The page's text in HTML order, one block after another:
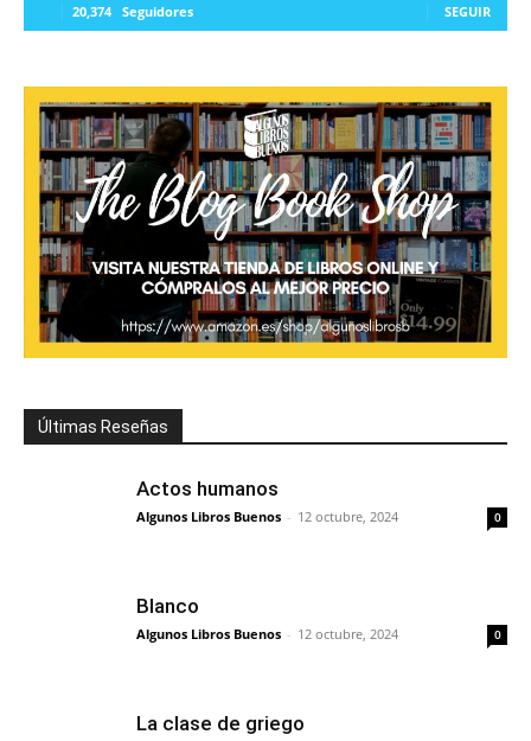
20,374 Seguidores SEGUIR
Últimas Reseñas
Actos humanos
Algunos Libros Buenos - 12 octubre, 2024 0
Blanco
Algunos Libros Buenos - 12 octubre, 2024 0
La clase de griego